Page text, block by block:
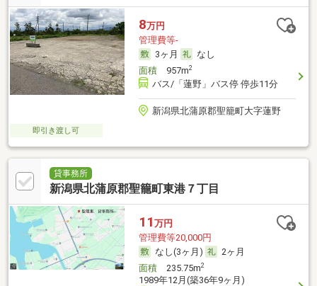
8万円
管理費等-
3ヶ月
なし
面積957m2
バス/「蓮野」バス停 停歩11分
新潟県北蒲原郡聖籠町大字蓮野
即引き渡し可
貸事務所
新潟県北蒲原郡聖籠町東港７丁目
11 万円
管理費等20,000円
なし(3ヶ月)
2ヶ月
面積235.75m2
1989年12月(築36年9ヶ月)